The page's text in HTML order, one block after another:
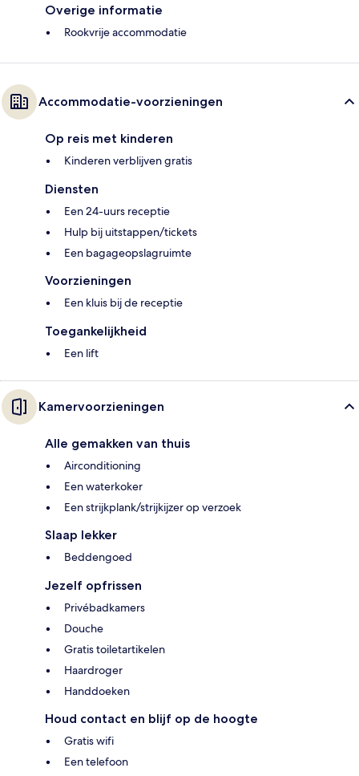
Overige informatie
Rookvrije accommodatie
Accommodatie-voorzieningen
Op reis met kinderen
Kinderen verblijven gratis
Diensten
Een 24-uurs receptie
Hulp bij uitstappen/tickets
Een bagageopslagruimte
Voorzieningen
Een kluis bij de receptie
Toegankelijkheid
Een lift
Kamervoorzieningen
Alle gemakken van thuis
Airconditioning
Een waterkoker
Een strijkplank/strijkijzer op verzoek
Slaap lekker
Beddengoed
Jezelf opfrissen
Privébadkamers
Douche
Gratis toiletartikelen
Haardroger
Handdoeken
Houd contact en blijf op de hoogte
Gratis wifi
Een telefoon